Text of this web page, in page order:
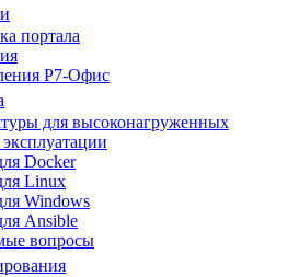
портала
Р7-Офис
для высоконагруженных
Docker
Linux
Windows
Ansible
вопросы